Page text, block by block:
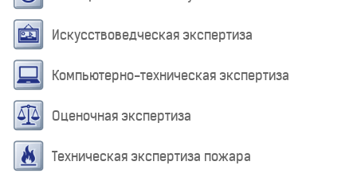
Искусствоведческая экспертиза
Компьютерно-техническая экспертиза
Оценочная экспертиза
Техническая экспертиза пожара